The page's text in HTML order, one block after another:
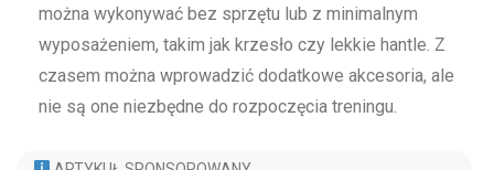
można wykonywać bez sprzętu lub z minimalnym
wyposażeniem, takim jak krzesło czy lekkie hantle. Z
czasem można wprowadzić dodatkowe akcesoria, ale
nie są one niezbędne do rozpoczęcia treningu.